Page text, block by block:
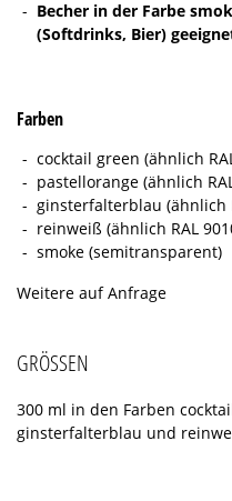
Becher in der Farbe
(Softdrinks, Bier)
Farben
cocktail green (ähnlich
pastellorange (ähnlich
ginsterfalterblau (ähnlich
reinweiß (ähnlich RAL
smoke (semitransparent)
Weitere auf Anfrage
GRÖSSEN
300 ml in den Farben
ginsterfalterblau und